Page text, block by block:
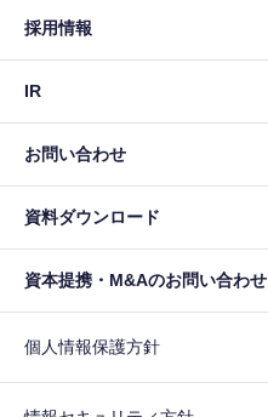
採用情報
IR
お問い合わせ
資料ダウンロード
資本提携・M&Aのお問い合わせ
個人情報保護方針